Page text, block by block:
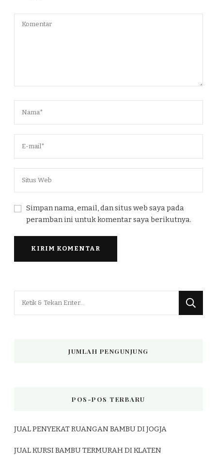
Simpan nama, email, dan situs web saya pada
peramban ini untuk komentar saya berikutnya.
Mencari
JUMLAH PENGUNJUNG
POS-POS TERBARU
JUAL PENYEKAT RUANGAN BAMBU DI JOGJA
JUAL KURSI BAMBU TERMURAH DI KLATEN